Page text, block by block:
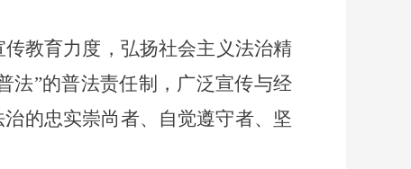
教育力度，弘扬社会主义法治精
法”的普法责任制，广泛宣传与经
的忠实崇尚者、自觉遵守者、坚